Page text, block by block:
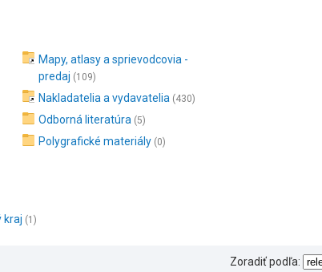
Mapy, atlasy a sprievodcovia -
predaj (109)
Nakladatelia a vydavatelia (430)
Odborná literatúra (5)
Polygrafické materiály (0)
kraj (1)
Zoradiť podľa: